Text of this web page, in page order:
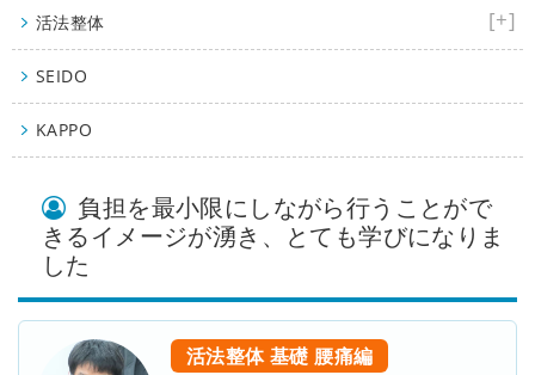
[+]
活法整体
SEIDO
KAPPO
負担を最小限にしながら行うことがで
きるイメージが湧き、とても学びになりま
した
活法整体 基礎 腰痛編